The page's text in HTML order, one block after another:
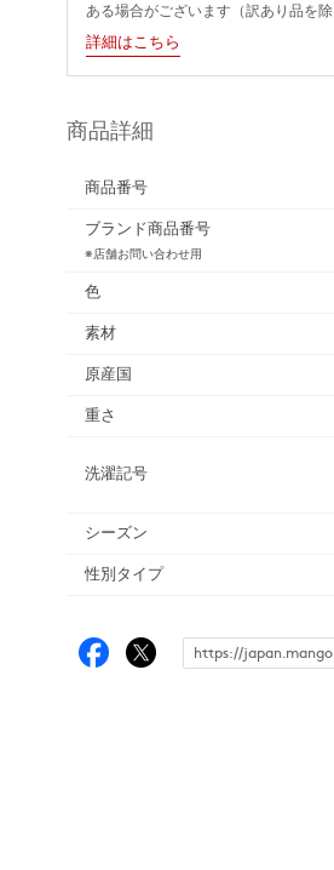
ある場合がございます（訳あり品を除
詳細はこちら
商品詳細
商品番号
ブランド商品番号
※店舗お問い合わせ用
色
素材
原産国
重さ
洗濯記号
シーズン
性別タイプ